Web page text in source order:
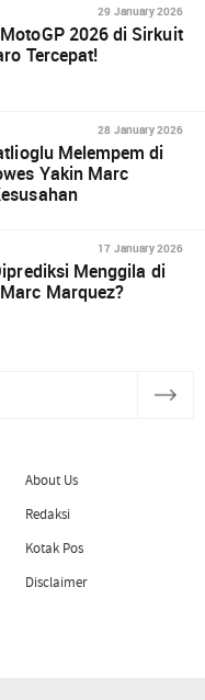
29 January 2026
2026 di Sirkuit
Tercepat!
28 January 2026
Melempem di
Yakin Marc
17 January 2026
Menggila di
Marquez?
About Us
Redaksi
Kotak Pos
Disclaimer